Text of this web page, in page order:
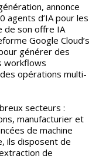
annonce
agents d’IA pour les
de son offre IA
Google Cloud’s
générer des
workflows
opérations multi-
secteurs :
manufacturier et
de machine
ils disposent de
de